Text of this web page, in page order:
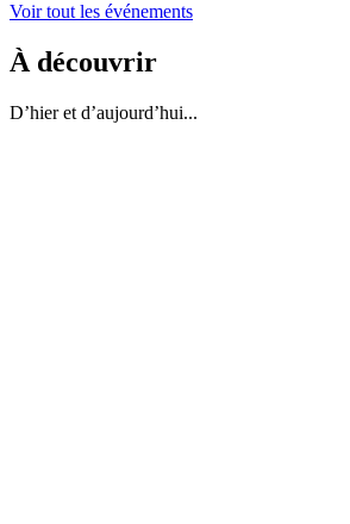
Voir tout les événements
À découvrir
D’hier et d’aujourd’hui...